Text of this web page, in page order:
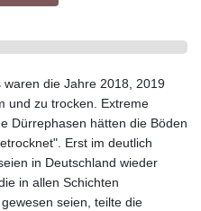
waren die Jahre 2018, 2019
und zu trocken. Extreme
Dürrephasen hätten die Böden
Erst im deutlich
in Deutschland wieder
in allen Schichten
seien, teilte die